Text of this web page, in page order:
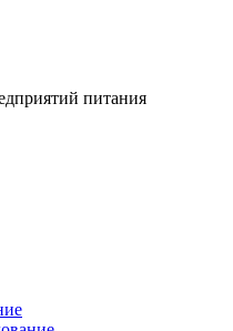
питания